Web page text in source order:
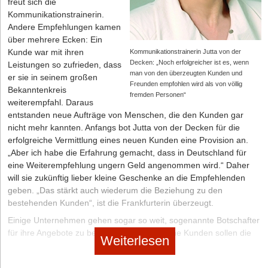
Besuchen Sie zukünftig nicht mehr nur irgendwelche
Veranstaltungen. Gehen Sie gezielt auf die Jagd. Wenn etwa
Herbert K., Personalvorstand eines großen Maschinen- und
Anlagenbauers, Ihr Key-Kontakt ist, dann finden Sie heraus, wo er
sich in den nächsten acht Wochen aufhält. Welche Termine in
seinem Kalender stehen. Und denken Sie über Gelegenheiten
nach, ihn persönlich zu treffen. Ob beim Mittagessen oder nach
dem Vortrag, bei der Preisverleihung oder auf dem Tennisplatz –
nur der Erfolg zählt.
Unmöglich, sagen Sie? Die Praxis beweist Tag für Tag das
Gegenteil. Geschäfte laufen nicht immer entlang der üblichen
Straße. Abkürzungen zum Erfolg gibt es viele, allerdings erfordern
sie auch ein wenig Mut. Dabei müssen Sie Herbert K. ja nicht
einmal persönlich ansprechen. Ihr Entree ist oftmals viel besser,
wenn Sie begeistert vorgestellt werden, anstatt sich selbst
vorstellen zu müssen. Suchen Sie deshalb nach den Menschen im
Umfeld von Herbert K. Sie sind häufig weitaus dankbarer für
Aufmerksamkeit. Möglicherweise sind sie sogar bessere Zuhörer.
Und vor allem: Die Augenhöhe passt. Stellen Sie zuerst eine
Beziehung her. Stellen Sie Fragen und hören Sie aufmerksam zu.
Kommunikationstrainerin Jutta von der
Decken: „Noch erfolgreicher ist es, wenn
man von den überzeugten Kunden und
Freunden empfohlen wird als von völlig
fremden Personen“
Kommunikationstrainerin.
Andere Empfehlungen kamen
über mehrere Ecken: Ein
Kunde war mit ihren
Leistungen so zufrieden, dass
er sie in seinem großen
Bekanntenkreis
weiterempfahl. Daraus
entstanden neue Aufträge von Menschen, die den Kunden gar
nicht mehr kannten. Anfangs bot Jutta von der Decken für die
erfolgreiche Vermittlung eines neuen Kunden eine Provision an.
„Aber ich habe die Erfahrung gemacht, dass in Deutschland für
eine Weiterempfehlung ungern Geld angenommen wird.“ Daher
will sie zukünftig lieber kleine Geschenke an die Empfehlenden
geben. „Das stärkt auch wiederum die Beziehung zu den
bestehenden Kunden“, ist die Frankfurterin überzeugt.
Einige Unternehmen gehen sogar so weit, sogenannte Botschafter
für ihre Angebote zu beschäftigen. Zufriedene Kunden sollen die
Produkte aktiv in ihrem Umfeld weiterempfehlen und erhalten dafür
zum Beispiel einen Nachlass bei ihrem eigenen Einkauf.
Weiterlesen